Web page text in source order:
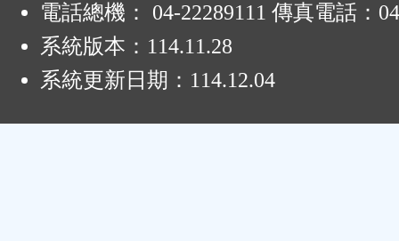
電話總機： 04-22289111 傳真電話：
系統版本： 114.11.28
系統更新日期： 114.12.04